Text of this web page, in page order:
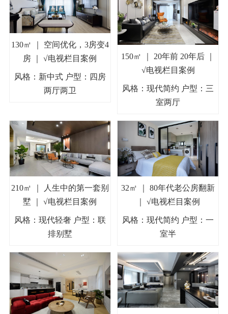
130㎡ ｜ 空间优化，3房变4
房 ｜ √电视栏目案例
风格：新中式 户型：四房
两厅两卫
150㎡ ｜ 20年前 20年后 ｜
√电视栏目案例
风格：现代简约 户型：三
室两厅
210㎡ ｜ 人生中的第一套别
墅 ｜ √电视栏目案例
风格：现代轻奢 户型：联
排别墅
32㎡ ｜ 80年代老公房翻新
｜ √电视栏目案例
风格：现代简约 户型：一
室半